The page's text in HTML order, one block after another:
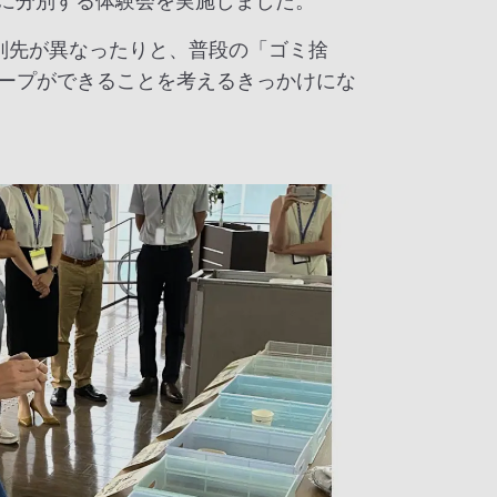
が異なったりと、普段の「ゴミ捨
プができることを考えるきっかけにな